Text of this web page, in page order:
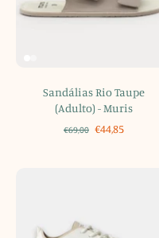
Sandálias Rio Taupe
(Adulto) - Muris
€69,00 €44,85